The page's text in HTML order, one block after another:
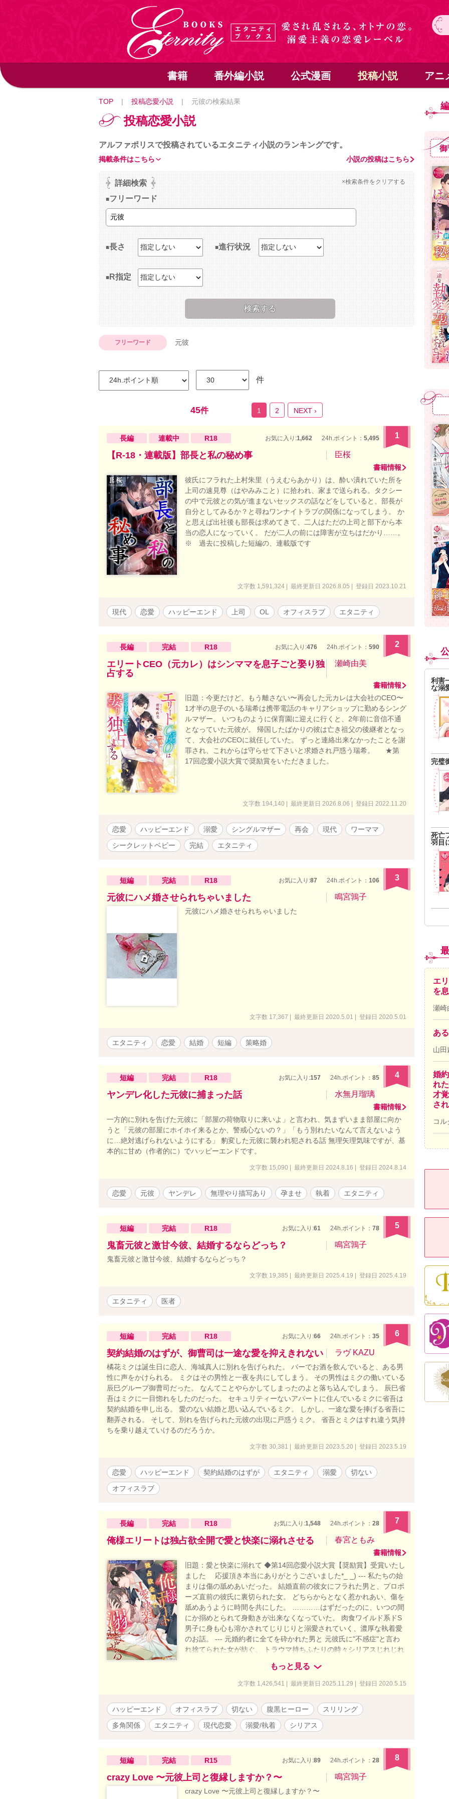
書籍 番外編小説 公式漫画 投稿小説 アニ
TOP | 投稿恋愛小説 | 元彼の検索結果
投稿恋愛小説
アルファポリスで投稿されているエタニティ小説のランキングです。
小説の投稿はこちら
掲載条件はこちら
詳細検索 ×検索条件をクリアする
フリーワード
長さ 進行状況
R指定
フリーワード 元彼
件
45件 1 2 NEXT ›
長編 連載中 R18 お気に入り:1,662 24h.ポイント： 5,495 1
【R-18・連載版】部長と私の秘め事 臣桜
書籍情報
彼氏にフラれた上村朱里（うえむらあかり）は、酔い潰れていた所を
上司の速見尊（はやみみこと）に拾われ、家まで送られる。タクシー
の中で元彼との気が進まないセックスの話などをしていると、部長が
自分としてみるか？と尋ねワンナイトラブの関係になってしまう。 か
と思えば出社後も部長は求めてきて、二人はただの上司と部下から本
当の恋人になっていく。 だが二人の前には障害が立ちはだかり……。
※ 過去に投稿した短編の、連載版です
文字数 1,591,324 | 最終更新日 2026.8.05 | 登録日 2023.10.21
現代 恋愛 ハッピーエンド 上司 OL オフィスラブ エタニティ
長編 完結 R18 お気に入り:476 24h.ポイント： 590 2
エリートCEO（元カレ）はシンママを息子ごと娶り独
占する
瀬崎由美
書籍情報
旧題：今更だけど、もう離さない〜再会した元カレは大会社のCEO〜
1才半の息子のいる瑞希は携帯電話のキャリアショップに勤めるシング
ルマザー。 いつものように保育園に迎えに行くと、2年前に音信不通
となっていた元彼が。 帰国したばかりの彼は亡き祖父の後継者となっ
て、大会社のCEOに就任していた。 ずっと連絡出来なかったことを謝
罪され、これからは守らせて下さいと求婚され戸惑う瑞希。 ★第
17回恋愛小説大賞で奨励賞をいただきました。
文字数 194,140 | 最終更新日 2026.8.06 | 登録日 2022.11.20
恋愛 ハッピーエンド 溺愛 シングルマザー 再会 現代
ワーママ
シークレットベビー
完結 エタニティ
短編 完結 R18 お気に入り:87 24h.ポイント： 106 3
元彼にハメ婚させられちゃいました 鳴宮鶉子
元彼にハメ婚させられちゃいました
文字数 17,367 | 最終更新日 2020.5.01 | 登録日 2020.5.01
エタニティ 恋愛 結婚 短編 策略婚
短編 完結 R18 お気に入り:157 24h.ポイント： 85 4
ヤンデレ化した元彼に捕まった話 水無月瑠璃
書籍情報
一方的に別れを告げた元彼に「部屋の荷物取りに来いよ」と言われ、気まずいまま部屋に向か
うと「元彼の部屋にホイホイ来るとか、警戒心ないの？」「もう別れたいなんて言えないよう
に…絶対逃げられないようにする」 豹変した元彼に襲われ犯される話 無理矢理気味ですが、基
本的に甘め（作者的に）でハッピーエンドです。
文字数 15,090 | 最終更新日 2024.8.16 | 登録日 2024.8.14
恋愛 元彼 ヤンデレ 無理やり描写あり 孕ませ 執着 エタニティ
短編 完結 R18 お気に入り:61 24h.ポイント： 78 5
鬼畜元彼と激甘今彼、結婚するならどっち？ 鳴宮鶉子
鬼畜元彼と激甘今彼、結婚するならどっち？
文字数 19,385 | 最終更新日 2025.4.19 | 登録日 2025.4.19
エタニティ 医者
短編 完結 R18 お気に入り:66 24h.ポイント： 35 6
契約結婚のはずが、御曹司は一途な愛を抑えきれない ラヴ KAZU
橘花ミクは誕生日に恋人、海城真人に別れを告げられた。 バーでお酒を飲んでいると、ある男
性に声をかけられる。 ミクはその男性と一夜を共にしてしまう。 その男性はミクの働いている
辰巳グループ御曹司だった。 なんてことやらかしてしまったのよと落ち込んでしまう。 辰巳省
吾はミクに一目惚れをしたのだった。 セキュリティーないアパートに住んでいるミクに省吾は
契約結婚を申し出る。 愛のない結婚と思い込んでいるミク。 しかし、一途な愛を捧げる省吾に
翻弄される。 そして、別れを告げられた元彼の出現に戸惑うミク。 省吾とミクはすれ違う気持
ちを乗り越えていけるのだろうか。
文字数 30,381 | 最終更新日 2023.5.20 | 登録日 2023.5.19
恋愛 ハッピーエンド 契約結婚のはずが エタニティ 溺愛
切ない
オフィスラブ
長編 完結 R18 お気に入り:1,548 24h.ポイント： 28 7
俺様エリートは独占欲全開で愛と快楽に溺れさせる 春宮ともみ
書籍情報
旧題：愛と快楽に溺れて ◆第14回恋愛小説大賞【奨励賞】受賞いたし
ました 応援頂き本当にありがとうございました*_ _) --- 私たちの始
まりは傷の舐めあいだった。 結婚直前の彼女にフラれた男と、プロポ
ーズ直前の彼氏に裏切られた女。 どちらからとなく惹かれあい、傷を
舐めあうように時間を共にした。 …………はずだったのに、いつの間
にか搦めとられて身動きが出来なくなっていた。 肉食ワイルド系ドS
男子に身も心も溶かされてじりじりと溺愛されていく、濃厚な執着愛
のお話。 --- 元婚約者に全てを砕かれた男と 元彼氏に"不感症"と言わ
れ捨てられた女が紡ぐ、 トラウマ持ちふたりの時々シリアスじれじれ
写があります。苦手な方はご注意ください。 ◎タイトル番号の横にサ
ブタイトルがあるものは他キャラ目線のお話です。 ◎恋愛や人間関係
役もいますが全ての登場人物が物語を経て成長していきます。 ◎（微
量）ざまぁ＆スカッと・（一部のみ）下品な表現・（一部のみ）無理
矢理の描写あり。稀に予告無く入ります。苦手な方は気をつけて読み
進めて頂けたら幸いです。 ◎作中に出てくる企業、情報、登場人物が
更新にて連載、20/12/26本編完結しました。 処女作でしたが長い間
お付き合い頂きありがとうございました。 ▼ 作中に登場するとあるキ
ャラクターが紡ぐ恋物語の顛末 →12/27完結済
https://www.alphapolis.co.jp/novel/641789619/770393183 （本編中盤
の『挿話 Our if story.』まで読まれてから、こちらを読み進めていただ
もっと見る
文字数 1,426,541 | 最終更新日 2025.11.29 | 登録日 2020.5.15
ハッピーエンド オフィスラブ 切ない 腹黒ヒーロー
スリリング
多角関係
エタニティ 現代恋愛 溺愛/執着 シリアス
短編 完結 R15 お気に入り:89 24h.ポイント： 28 8
crazy Love 〜元彼上司と復縁しますか？〜 鳴宮鶉子
crazy Love 〜元彼上司と復縁しますか？〜
利害
な溺
完璧
死亡
羽目
エ
を
瀬崎
あ
山田
婚
れ
才
さ
コル